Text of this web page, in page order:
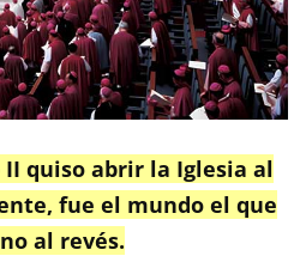
quiso abrir la Iglesia al
fue el mundo el que
al revés.